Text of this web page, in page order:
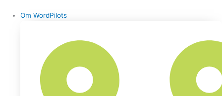
Om WordPilots